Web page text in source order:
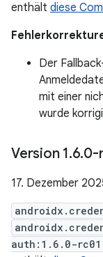
enthält diese
Der
mit einer
wurde
Version 1.6.0-
17. Dezember
auth:1.6.0-rc01